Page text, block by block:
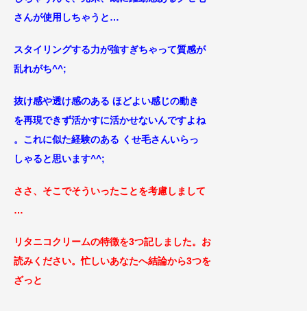
さんが使用しちゃうと…
スタイリングする力が強すぎちゃって質感が
乱れがち^^;
抜け感や透け感のある ほどよい感じの動き
を再現できず活かすに活かせないんですよね
。これに似た経験のある くせ毛さんいらっ
しゃると思います^^;
ささ、そこでそういったことを考慮しまして
…
リタニコクリームの特徴を3つ記しました。お
読みください。忙しいあなたへ結論から3つを
ざっと